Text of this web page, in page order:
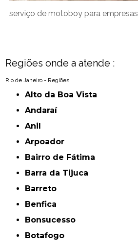
serviço de motoboy para empresas
Regiões onde a atende :
Rio de Janeiro - Regiões
Alto da Boa Vista
Andaraí
Anil
Arpoador
Bairro de Fátima
Barra da Tijuca
Barreto
Benfica
Bonsucesso
Botafogo